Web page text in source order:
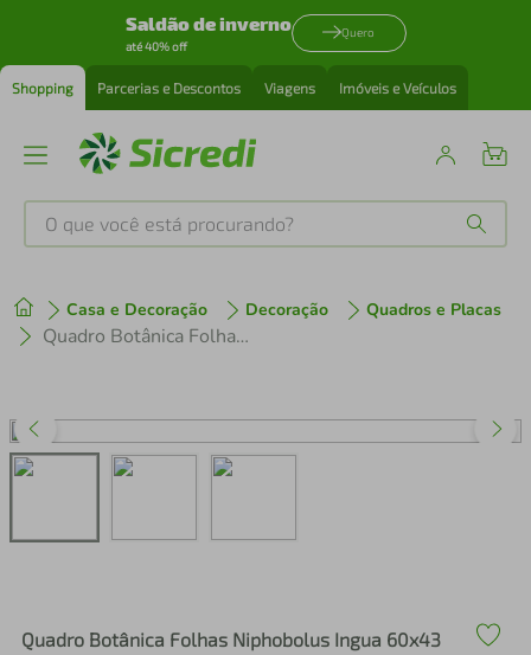
Saldão de inverno
até 40% off
Quero
Shopping Parcerias e Descontos Viagens Imóveis e Veículos
O que você está procurando?
Casa e Decoração Decoração Quadros e Placas
Quadro Botânica Folhas Niphobolus Ingua 60x43 Filete Preto
Quadro Botânica Folhas Niphobolus Ingua 60x43
1º tenis
perfume